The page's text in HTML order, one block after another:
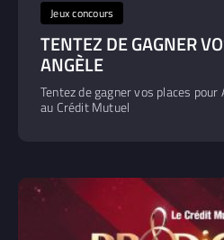
Jeux concours
TENTEZ DE GAGNER
ANGÈLE
Tentez de gagner vos places pour
au Crédit Mutuel